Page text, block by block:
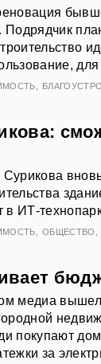
в ИТ-
ОБЩЕСТВО
медиа
покупают
за